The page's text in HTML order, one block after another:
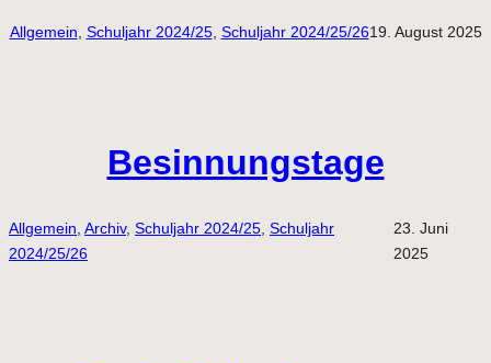
Allgemein Schuljahr 2024/25, Schuljahr 2024/25/2619. August 2025
Besinnungstage
Allgemein Archiv, Schuljahr 2024/25 Schuljahr
2024/25/26
23. Juni
2025